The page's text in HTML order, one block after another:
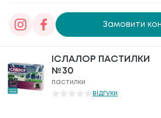
ІСЛАЛОР ПАСТИЛКИ
№30
пастилки
відгуки
ІСЛАЛОР ПАСТИЛКИ
№30
пастилки
відгуки
Замовити
Товариство з обмеженою
«Галафарм» , код ЄДРПОУ